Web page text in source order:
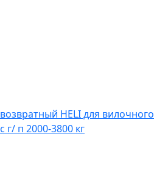
HELI для вилочного
г/ п 2000-3800 кг